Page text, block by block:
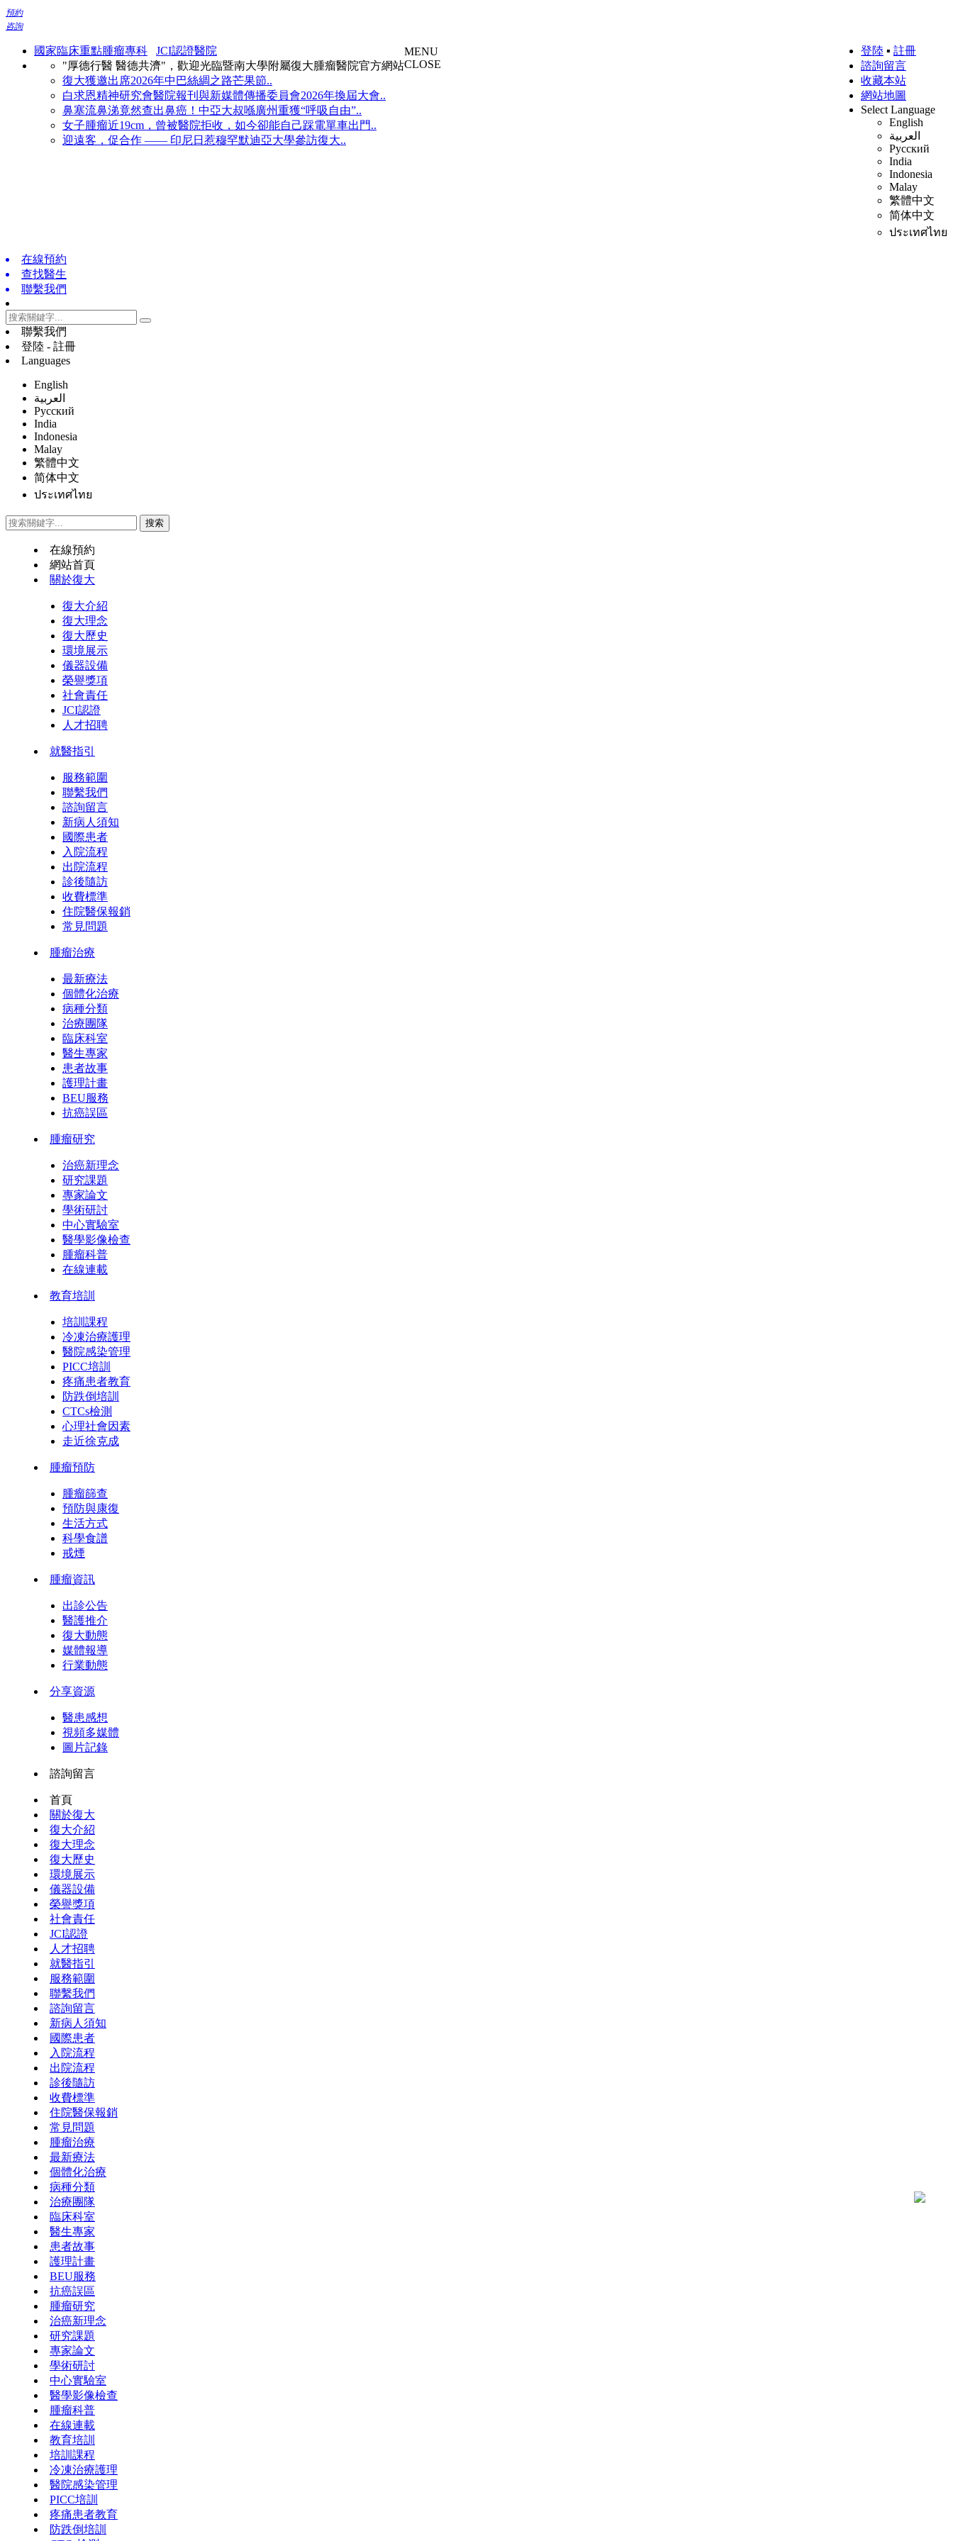
預約
咨詢
國家臨床重點腫瘤專科
JCI認證醫院
"厚德行醫 醫德共濟"，歡迎光臨暨南大學附屬復大腫瘤醫院官方網站
復大獲邀出席2026年中巴絲綢之路芒果節..
白求恩精神研究會醫院報刊與新媒體傳播委員會2026年換屆大會..
鼻塞流鼻涕竟然查出鼻癌！中亞大叔喺廣州重獲“呼吸自由”..
女子腫瘤近19cm，曾被醫院拒收，如今卻能自己踩電單車出門..
迎遠客，促合作 —— 印尼日惹穆罕默迪亞大學參訪復大..
登陸 ▪ 註冊
諮詢留言
收藏本站
網站地圖
Select Language
English
العربية
Русский
India
Indonesia
Malay
繁體中文
简体中文
ประเทศไทย
MENU
CLOSE
在線預約
查找醫生
聯繫我們
聯繫我們
登陸 - 註冊
Languages
English
العربية
Русский
India
Indonesia
Malay
繁體中文
简体中文
ประเทศไทย
在線預約
網站首頁
關於復大
復大介紹
復大理念
復大歷史
環境展示
儀器設備
榮譽獎項
社會責任
JCI認證
人才招聘
就醫指引
服務範圍
聯繫我們
諮詢留言
新病人須知
國際患者
入院流程
出院流程
診後隨訪
收費標準
住院醫保報銷
常見問題
腫瘤治療
最新療法
個體化治療
病種分類
治療團隊
臨床科室
醫生專家
患者故事
護理計畫
BEU服務
抗癌誤區
腫瘤研究
治癌新理念
研究課題
專家論文
學術研討
中心實驗室
醫學影像檢查
腫瘤科普
在線連載
教育培訓
培訓課程
冷凍治療護理
醫院感染管理
PICC培訓
疼痛患者教育
防跌倒培訓
CTCs檢測
心理社會因素
走近徐克成
腫瘤預防
腫瘤篩查
預防與康復
生活方式
科學食譜
戒煙
腫瘤資訊
出診公告
醫護推介
復大動態
媒體報導
行業動態
分享資源
醫患感想
視頻多媒體
圖片記錄
諮詢留言
首頁
關於復大
復大介紹
復大理念
復大歷史
環境展示
儀器設備
榮譽獎項
社會責任
JCI認證
人才招聘
就醫指引
服務範圍
聯繫我們
諮詢留言
新病人須知
國際患者
入院流程
出院流程
診後隨訪
收費標準
住院醫保報銷
常見問題
腫瘤治療
最新療法
個體化治療
病種分類
治療團隊
臨床科室
醫生專家
患者故事
護理計畫
BEU服務
抗癌誤區
腫瘤研究
治癌新理念
研究課題
專家論文
學術研討
中心實驗室
醫學影像檢查
腫瘤科普
在線連載
教育培訓
培訓課程
冷凍治療護理
醫院感染管理
PICC培訓
疼痛患者教育
防跌倒培訓